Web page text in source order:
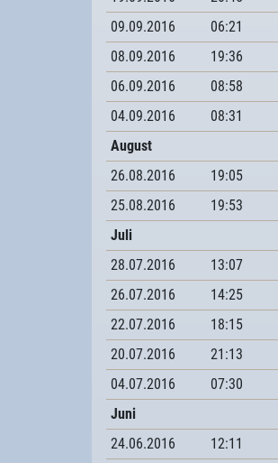
09.09.2016
06:21
08.09.2016
19:36
06.09.2016
08:58
04.09.2016
08:31
August
26.08.2016
19:05
25.08.2016
19:53
Juli
28.07.2016
13:07
26.07.2016
14:25
22.07.2016
18:15
20.07.2016
21:13
04.07.2016
07:30
Juni
24.06.2016
12:11